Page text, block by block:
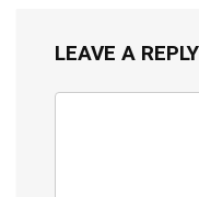
LEAVE A REPLY